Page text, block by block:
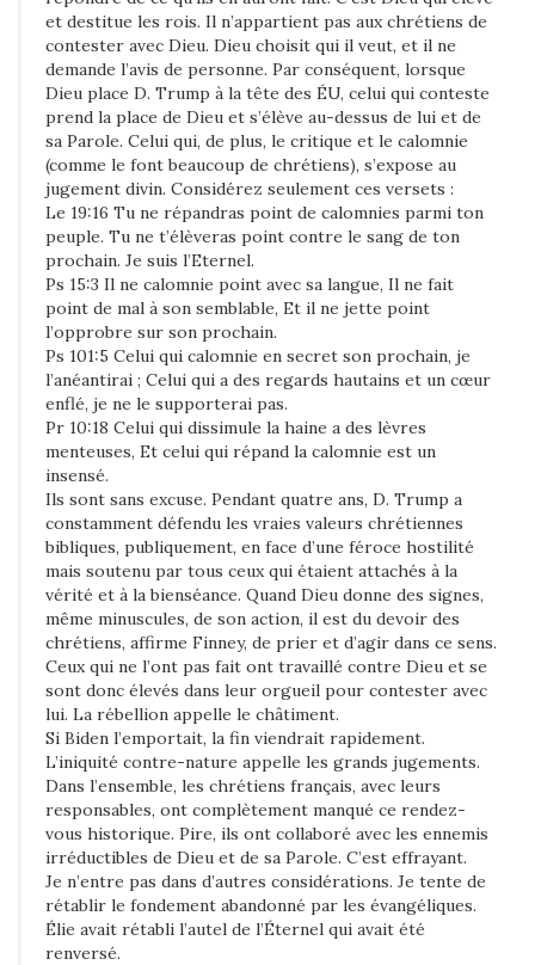
et destitue les rois. Il n’appartient pas aux chrétiens de
contester avec Dieu. Dieu choisit qui il veut, et il ne
demande l’avis de personne. Par conséquent, lorsque
Dieu place D. Trump à la tête des ÉU, celui qui conteste
prend la place de Dieu et s’élève au-dessus de lui et de
sa Parole. Celui qui, de plus, le critique et le calomnie
(comme le font beaucoup de chrétiens), s’expose au
jugement divin. Considérez seulement ces versets :
Le 19:16 Tu ne répandras point de calomnies parmi ton
peuple. Tu ne t’élèveras point contre le sang de ton
prochain. Je suis l’Eternel.
Ps 15:3 Il ne calomnie point avec sa langue, Il ne fait
point de mal à son semblable, Et il ne jette point
l’opprobre sur son prochain.
Ps 101:5 Celui qui calomnie en secret son prochain, je
l’anéantirai ; Celui qui a des regards hautains et un cœur
enflé, je ne le supporterai pas.
Pr 10:18 Celui qui dissimule la haine a des lèvres
menteuses, Et celui qui répand la calomnie est un
insensé.
Ils sont sans excuse. Pendant quatre ans, D. Trump a
constamment défendu les vraies valeurs chrétiennes
bibliques, publiquement, en face d’une féroce hostilité
mais soutenu par tous ceux qui étaient attachés à la
vérité et à la bienséance. Quand Dieu donne des signes,
même minuscules, de son action, il est du devoir des
chrétiens, affirme Finney, de prier et d’agir dans ce sens.
Ceux qui ne l’ont pas fait ont travaillé contre Dieu et se
sont donc élevés dans leur orgueil pour contester avec
lui. La rébellion appelle le châtiment.
Si Biden l’emportait, la fin viendrait rapidement.
L’iniquité contre-nature appelle les grands jugements.
Dans l’ensemble, les chrétiens français, avec leurs
responsables, ont complètement manqué ce rendez-
vous historique. Pire, ils ont collaboré avec les ennemis
irréductibles de Dieu et de sa Parole. C’est effrayant.
Je n’entre pas dans d’autres considérations. Je tente de
rétablir le fondement abandonné par les évangéliques.
Élie avait rétabli l’autel de l’Éternel qui avait été
renversé.